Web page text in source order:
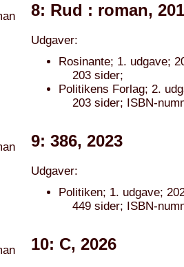
8: Rud : roman,
Udgaver:
Rosinante; 1. udgave;
203 sider;
Politikens Forlag; 2.
203 sider; ISBN-
9: 386, 2023
Udgaver:
Politiken; 1. udgave;
449 sider; ISBN-
10: C, 2026